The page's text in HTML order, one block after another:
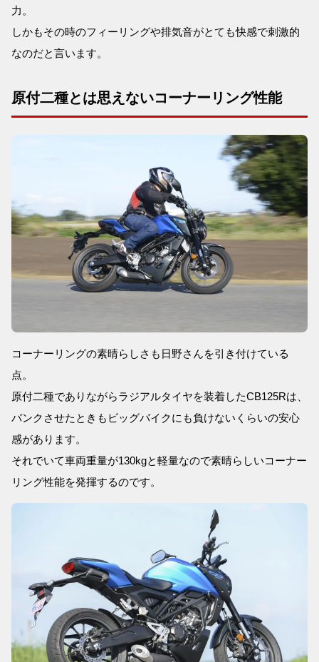
力。
しかもその時のフィーリングや排気音がとても快感で刺激的
なのだと言います。
原付二種とは思えないコーナーリング性能
コーナーリングの素晴らしさも日野さんを引き付けている
点。
原付二種でありながらラジアルタイヤを装着したCB125Rは、
バンクさせたときもビッグバイクにも負けないくらいの安心
感があります。
それでいて車両重量が130kgと軽量なので素晴らしいコーナー
リング性能を発揮するのです。